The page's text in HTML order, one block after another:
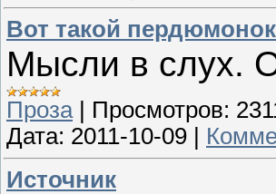
Вот такой
Мысли в слух.
Проза| Просмотров:
Дата: 2011-10-09
Источник